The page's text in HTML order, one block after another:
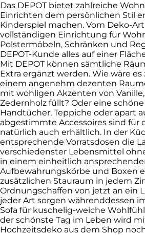
Das DEPOT bietet zahlreiche
Einrichten dem persönlichen Stil
Kinderspiel machen. Vom Deko-
vollständigen Einrichtung für
Polstermöbeln, Schränken und
DEPOT-Kunde alles auf einer
Mit DEPOT können sämtliche
Extra ergänzt werden. Wie wäre
einem angenehm dezenten
mit wohligen Akzenten von
Zedernholz füllt? Oder eine
Handtücher, Teppiche oder apart
abgestimmte Accessoires sind für
natürlich auch erhältlich. In der
entsprechende Vorratsdosen die
verschiedenster Lebensmittel
in einem einheitlich
Aufbewahrungskörbe und Boxen
zusätzlichen Stauraum in jedem
Ordnungschaffen von jetzt an ein
jeder Art sorgen währenddessen
Sofa für kuschelig-weiche
der schönste Tag im Leben wird
Hochzeitsdeko aus dem Shop